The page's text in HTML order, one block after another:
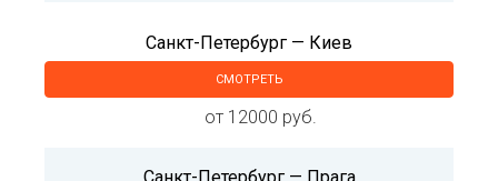
Санкт-Петербург — Киев
СМОТРЕТЬ
от 12000 руб.